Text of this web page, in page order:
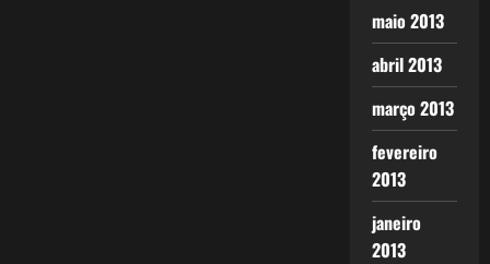
maio 2013
abril 2013
março 2013
fevereiro
2013
janeiro
2013